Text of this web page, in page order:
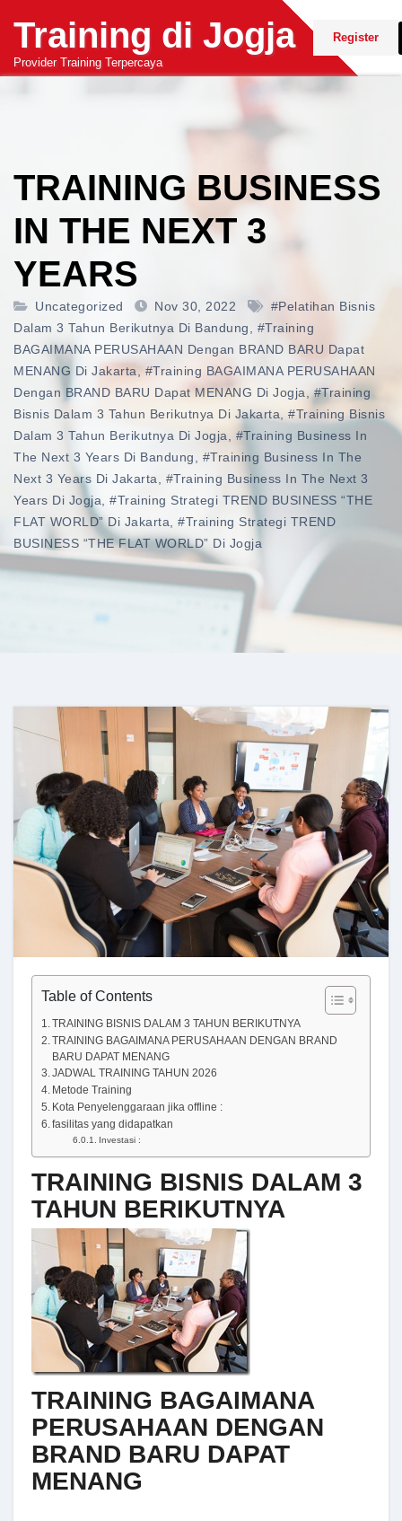
content
Training di Jogja
Provider Training Terpercaya
Register
TRAINING BUSINESS
IN THE NEXT 3
YEARS
Uncategorized Nov 30, 2022
#pelatihan Bisnis
Dalam 3 Tahun Berikutnya Di Bandung
#training
BAGAIMANA PERUSAHAAN Dengan BRAND BARU Dapat
MENANG Di Jakarta
#training BAGAIMANA PERUSAHAAN
Dengan BRAND BARU Dapat MENANG Di Jogja ,#training
Bisnis Dalam 3 Tahun Berikutnya Di Jakarta
#training Bisnis
Dalam 3 Tahun Berikutnya Di Jogja
#training Business In
The Next 3 Years Di Bandung
#training Business In The
Next 3 Years Di Jakarta
#training Business In The Next 3
Years Di Jogja
#training Strategi TREND BUSINESS “THE
FLAT WORLD” Di Jakarta
#training Strategi TREND
BUSINESS “THE FLAT WORLD” Di Jogja
Table of Contents
TRAINING BISNIS DALAM 3 TAHUN BERIKUTNYA
TRAINING BAGAIMANA PERUSAHAAN DENGAN BRAND
BARU DAPAT MENANG
JADWAL TRAINING TAHUN 2026
Metode Training
Kota Penyelenggaraan jika offline :
fasilitas yang didapatkan
Investasi :
TRAINING BISNIS DALAM 3
TAHUN BERIKUTNYA
TRAINING BAGAIMANA
PERUSAHAAN DENGAN
BRAND BARU DAPAT
MENANG